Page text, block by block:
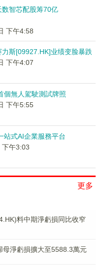
数智芯配股筹70亿
下午4:58
力斯[09927.HK]业绩变脸暴跌
下午4:07
個無人駕駛測試牌照
下午5:55
站式AI企業服務平台
下午3:03
更多
料中期淨虧損同比收窄
淨虧損擴大至5588.3萬元